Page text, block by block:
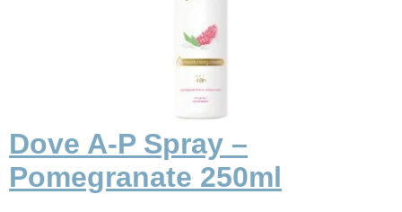
Dove A-P Spray –
Pomegranate 250ml